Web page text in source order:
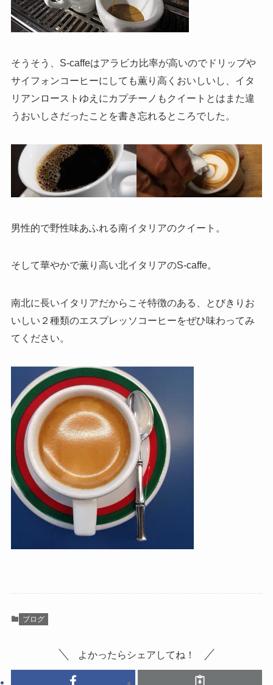
そうそう、S-caffeはアラビカ比率が高いのでドリップや
サイフォンコーヒーにしても薫り高くおいしいし、イタ
リアンローストゆえにカプチーノもクイートとはまた違
うおいしさだったことを書き忘れるところでした。
男性的で野性味あふれる南イタリアのクイート。
そして華やかで薫り高い北イタリアのS-caffe。
南北に長いイタリアだからこそ特徴のある、とびきりお
いしい２種類のエスプレッソコーヒーをぜひ味わってみ
てください。
ブログ
よかったらシェアしてね！